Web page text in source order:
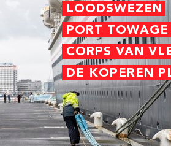
LOODSWEZEN
PORT
CORPS VAN
DE KOPEREN